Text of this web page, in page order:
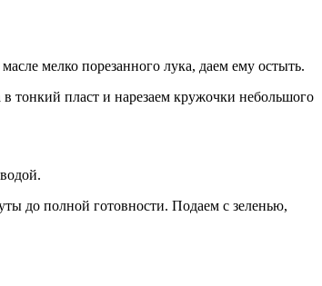
мелко порезанного лука, даем ему остыть.
тонкий пласт и нарезаем кружочки небольшого
до полной готовности. Подаем с зеленью,